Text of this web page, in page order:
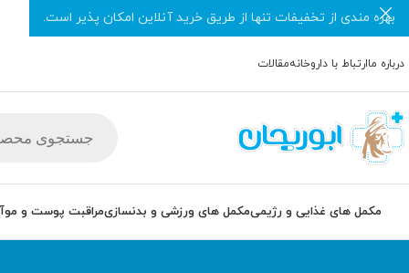
درباره ماارتباط با داروخانهمقالات
مکمل های غذایی و رژیمیمکمل های ورزشی و بدنسازیمراقبت پوست و مو
بهره مندی از تخفیفات تنها از طریق خرید آنلاین امکان پذیر است.